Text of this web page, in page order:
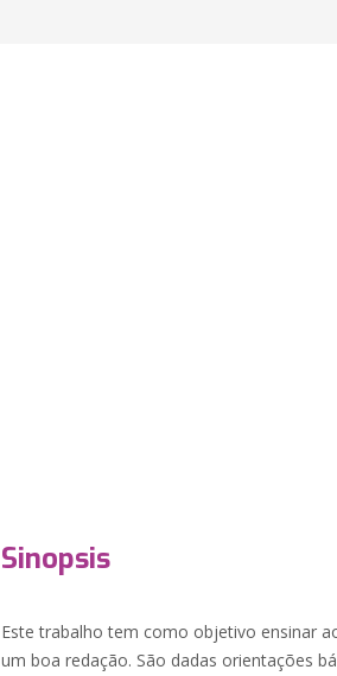
Sinopsis
Este trabalho tem como objetivo ensinar
um boa redação. São dadas orientações